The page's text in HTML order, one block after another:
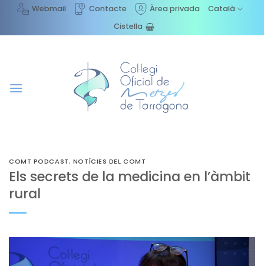
content
Webmail Contacte Àrea privada
Català
Cistella
COMT PODCAST, NOTÍCIES DEL COMT
Els secrets de la medicina en l’àmbit
rural